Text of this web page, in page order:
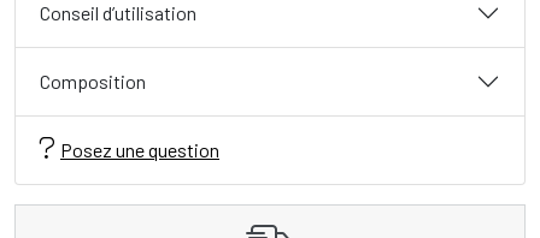
Conseil d’utilisation
Composition
Posez une question